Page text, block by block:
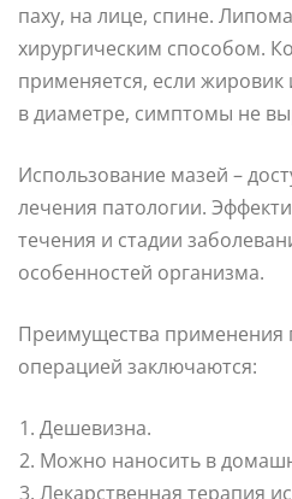
паху, на лице, спине.
хирургическим способом.
применяется, если
в диаметре, симптомы не
Использование мазей –
лечения патологии.
течения и стадии
особенностей организма.
Преимущества применения
операцией заключаются:
Дешевизна.
Можно наносить в
Лекарственная терапия